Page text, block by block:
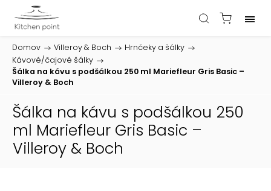
Domov / Villeroy & Boch / Hrnčeky a šálky /
Kávové/čajové šálky /
Šálka na kávu s podšálkou 250 ml Mariefleur Gris Basic –
Villeroy & Boch
Šálka na kávu s podšálkou 250
ml Mariefleur Gris Basic –
Villeroy & Boch